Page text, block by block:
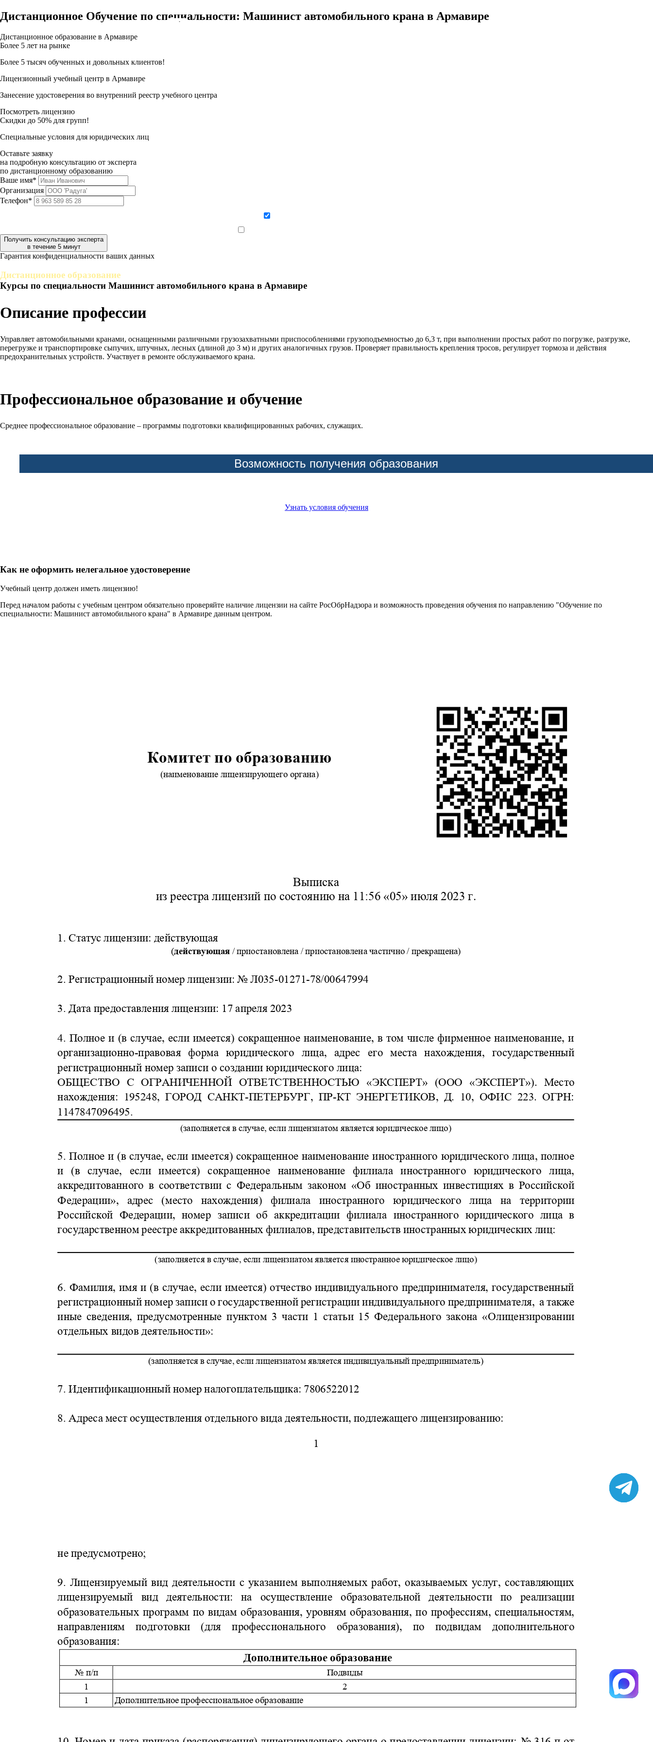
Дистанционное Обучение по специальности: Машинист автомобильного крана в Армавире
Дистанционное образование в Армавире
Более 5 лет на рынке
Более 5 тысяч обученных и довольных клиентов!
Лицензионный учебный центр в Армавире
Занесение удостоверения во внутренний реестр учебного центра
Посмотреть лицензию
Скидки до 50% для групп!
Специальные условия для юридических лиц
Оставьте заявку
на подробную консультацию от эксперта
по дистанционному образованию
Ваше имя*
Организация
Телефон*
Получить консультацию эксперта
в течение 5 минут
Гарантия конфиденциальности ваших данных
Дистанционное образование
Курсы по специальности Машинист автомобильного крана в Армавире
Описание профессии
Управляет автомобильными кранами, оснащенными различными грузозахватными приспособлениями грузоподъемностью до 6,3 т, при выполнении простых работ по погрузке, разгрузке,
перегрузке и транспортировке сыпучих, штучных, лесных (длиной до 3 м) и других аналогичных грузов. Проверяет правильность крепления тросов, регулирует тормоза и действия
предохранительных устройств. Участвует в ремонте обслуживаемого крана.
Профессиональное образование и обучение
Среднее профессиональное образование – программы подготовки квалифицированных рабочих, служащих.
Возможность получения образования
Узнать условия обучения
Как не оформить нелегальное удостоверение
Учебный центр должен иметь лицензию!
Перед началом работы с учебным центром обязательно проверяйте наличие лицензии на сайте РосОбрНадзора и возможность проведения обучения по направлению "Обучение по
специальности: Машинист автомобильного крана" в Армавире данным центром.